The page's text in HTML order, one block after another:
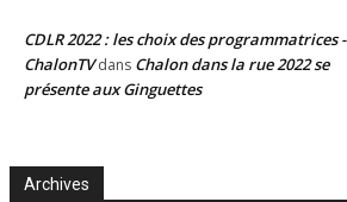
CDLR 2022 : les choix des programmatrices -
ChalonTVdans Chalon dans la rue 2022 se
présente aux Ginguettes
Archives